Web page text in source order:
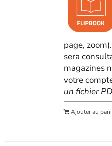
page,
sera
magazines
votre
un fichier
Ajouter au